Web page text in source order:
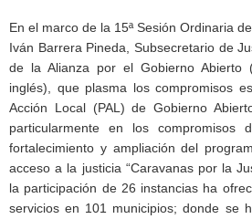
En el marco de la 15ª Sesión Ordinaria
Iván Barrera Pineda, Subsecretario de
de la Alianza por el Gobierno Abierto
inglés), que plasma los compromisos
Acción Local (PAL) de Gobierno
particularmente en los compromisos
fortalecimiento y ampliación del
acceso a la justicia “Caravanas por la
la participación de 26 instancias ha
servicios en 101 municipios; donde se